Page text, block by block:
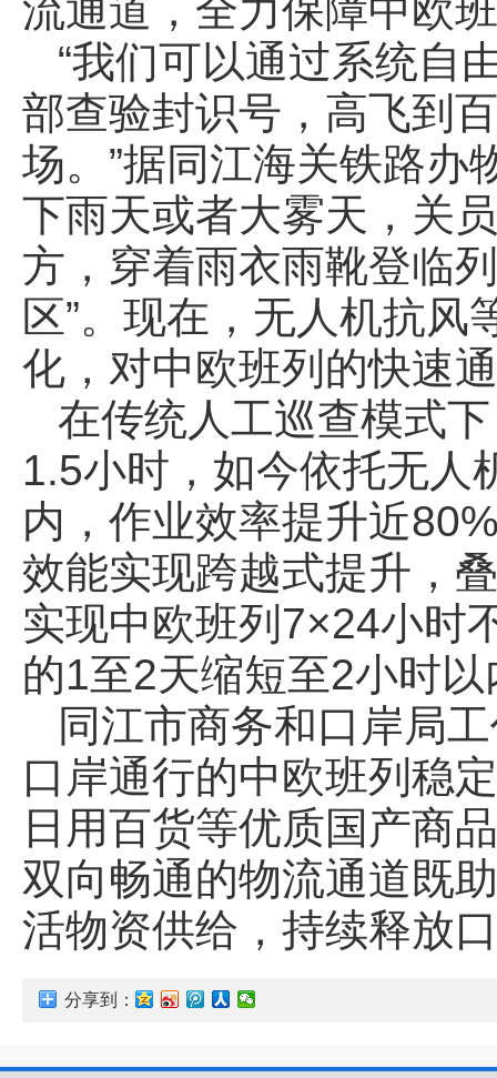
流通道，全力保障中欧
“我们可以通过系统自
部查验封识号，高飞到
场。”据同江海关铁路办
下雨天或者大雾天，关
方，穿着雨衣雨靴登临
区”。现在，无人机抗
化，对中欧班列的快速
在传统人工巡查模式
1.5小时，如今依托无人
内，作业效率提升近
效能实现跨越式提升，
实现中欧班列7×24小时
的1至2天缩短至2小时
同江市商务和口岸局
口岸通行的中欧班列稳
日用百货等优质国产商
双向畅通的物流通道既
活物资供给，持续释放
分享到：